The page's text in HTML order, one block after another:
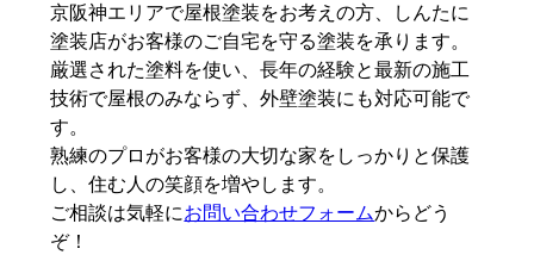
京阪神エリアで屋根塗装をお考えの方、しんたに
塗装店がお客様のご自宅を守る塗装を承ります。
厳選された塗料を使い、長年の経験と最新の施工
技術で屋根のみならず、外壁塗装にも対応可能で
す。
熟練のプロがお客様の大切な家をしっかりと保護
し、住む人の笑顔を増やします。
ご相談は気軽にお問い合わせフォームからどう
ぞ！